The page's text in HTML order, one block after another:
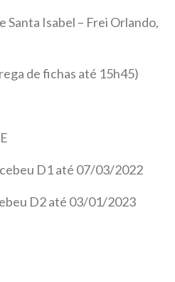
Santa Isabel – Frei Orlando,
de fichas até 15h45)
D1 até 07/03/2022
D2 até 03/01/2023